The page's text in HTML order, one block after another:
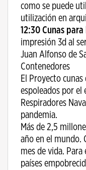
como se puede
utilización en
12:30 Cunas
impresión 3d al
Juan Alfonso de
Contenedores
El Proyecto
espoleados por el
Respiradores
pandemia.
Más de 2,5
año en el mundo.
mes de vida.
países